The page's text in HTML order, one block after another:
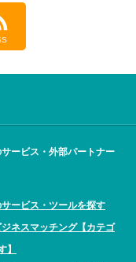
サービス・外部パートナー
サービス・ツールを探す
ジネスマッチング【カテゴ
】